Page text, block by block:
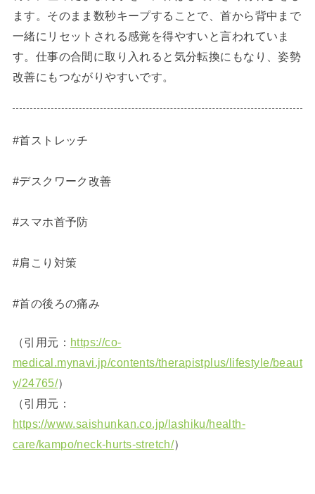
ます。そのまま数秒キープすることで、首から背中まで
一緒にリセットされる感覚を得やすいと言われていま
す。仕事の合間に取り入れると気分転換にもなり、姿勢
改善にもつながりやすいです。
#首ストレッチ
#デスクワーク改善
#スマホ首予防
#肩こり対策
#首の後ろの痛み
（引用元： https://co-
medical.mynavi.jp/contents/therapistplus/lifestyle/beaut
y/24765/）
（引用元：
https://www.saishunkan.co.jp/lashiku/health-
care/kampo/neck-hurts-stretch/）